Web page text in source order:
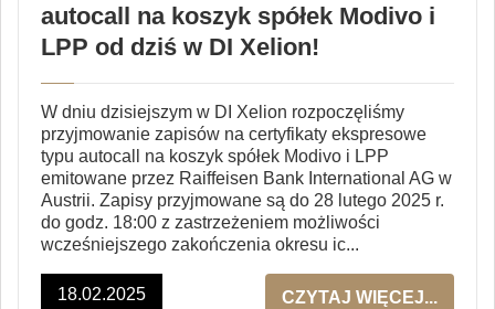
autocall na koszyk spółek Modivo i
LPP od dziś w DI Xelion!
W dniu dzisiejszym w DI Xelion rozpoczęliśmy
przyjmowanie zapisów na certyfikaty ekspresowe
typu autocall na koszyk spółek Modivo i LPP
emitowane przez Raiffeisen Bank International AG w
Austrii. Zapisy przyjmowane są do 28 lutego 2025 r.
do godz. 18:00 z zastrzeżeniem możliwości
wcześniejszego zakończenia okresu ic...
18.02.2025 CZYTAJ WIĘCEJ...